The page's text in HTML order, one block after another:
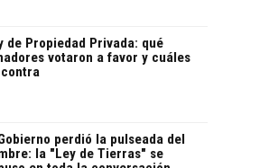
de Propiedad Privada: qué
votaron a favor y cuáles
perdió la pulseada del
la "Ley de Tierras" se